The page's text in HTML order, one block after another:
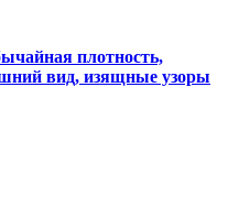
плотность,
вид, изящные узоры